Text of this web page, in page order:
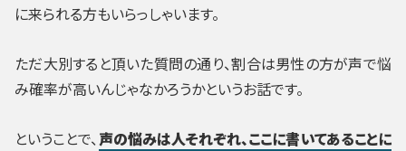
に来られる方もいらっしゃいます。
ただ大別すると頂いた質問の通り、割合は男性の方が声で悩
み確率が高いんじゃなかろうかというお話です。
ということで、声の悩みは人それぞれ、ここに書いてあることに